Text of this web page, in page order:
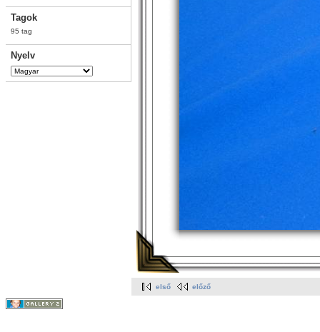
Tagok
95 tag
Nyelv
első előző